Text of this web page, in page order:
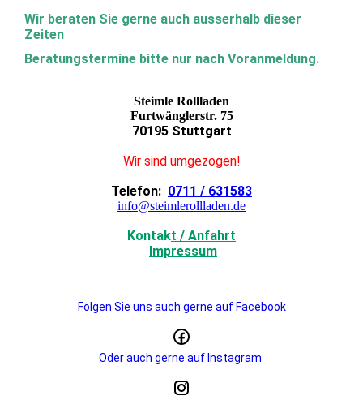
Wir beraten Sie gerne auch ausserhalb dieser
Zeiten
Beratungstermine bitte nur nach Voranmeldung.
Steimle Rollladen
Furtwänglerstr. 75
70195 Stuttgart
Wir sind umgezogen!
Telefon: 0711 / 631583
info@steimlerollladen.de
Kontakt / Anfahrt
Impressum
Folgen Sie uns auch gerne auf Facebook
Oder auch gerne auf Instagram